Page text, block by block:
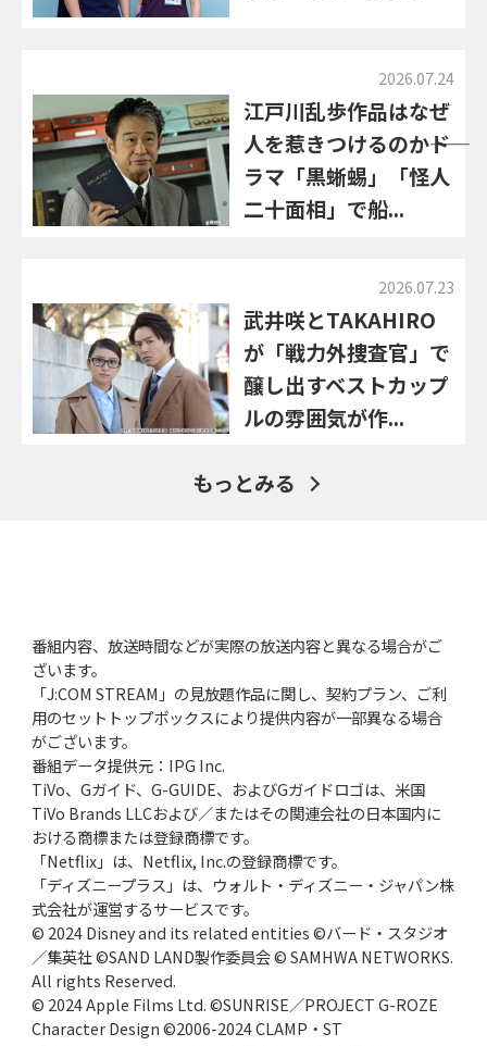
2026.07.24
江戸川乱歩作品はなぜ
人を惹きつけるのか――ド
ラマ「黒蜥蜴」「怪人
二十面相」で船...
2026.07.23
武井咲とTAKAHIRO
が「戦力外捜査官」で
醸し出すベストカップ
ルの雰囲気が作...
もっとみる
番組内容、放送時間などが実際の放送内容と異なる場合がご
ざいます。
「J:COM STREAM」の見放題作品に関し、契約プラン、ご利
用のセットトップボックスにより提供内容が一部異なる場合
がございます。
番組データ提供元：IPG Inc.
TiVo、Gガイド、G-GUIDE、およびGガイドロゴは、米国
TiVo Brands LLCおよび／またはその関連会社の日本国内に
おける商標または登録商標です。
「Netflix」は、Netflix, Inc.の登録商標です。
「ディズニープラス」は、ウォルト・ディズニー・ジャパン株
式会社が運営するサービスです。
© 2024 Disney and its related entities ©バード・スタジオ
／集英社 ©SAND LAND製作委員会 © SAMHWA NETWORKS.
All rights Reserved.
© 2024 Apple Films Ltd. ©SUNRISE／PROJECT G-ROZE
Character Design ©2006-2024 CLAMP・ST